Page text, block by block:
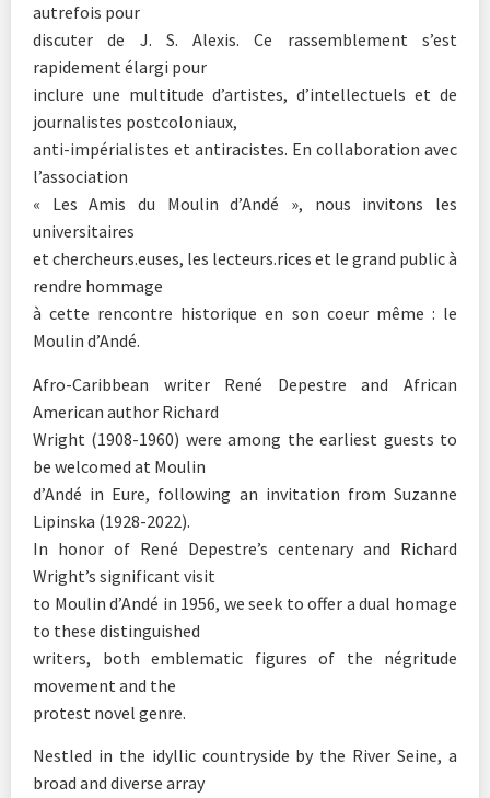
autrefois pour
discuter de J. S. Alexis. Ce rassemblement s’est
rapidement élargi pour
inclure une multitude d’artistes, d’intellectuels et de
journalistes postcoloniaux,
anti-impérialistes et antiracistes. En collaboration avec
l’association
« Les Amis du Moulin d’Andé », nous invitons les
universitaires
et chercheurs.euses, les lecteurs.rices et le grand public à
rendre hommage
à cette rencontre historique en son coeur même : le
Moulin d’Andé.
Afro-Caribbean writer René Depestre and African
American author Richard
Wright (1908-1960) were among the earliest guests to
be welcomed at Moulin
d’Andé in Eure, following an invitation from Suzanne
Lipinska (1928-2022).
In honor of René Depestre’s centenary and Richard
Wright’s significant visit
to Moulin d’Andé in 1956, we seek to offer a dual homage
to these distinguished
writers, both emblematic figures of the négritude
movement and the
protest novel genre.
Nestled in the idyllic countryside by the River Seine, a
broad and diverse array